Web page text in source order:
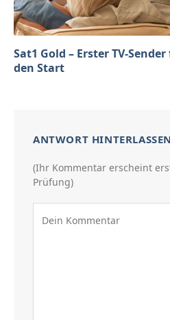
Sat1 Gold – Erster TV-
den Start
ANTWORT HINTERLASSEN
(Ihr Kommentar erscheint
Prüfung)